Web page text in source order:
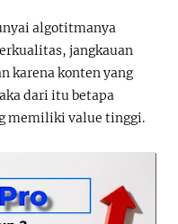
algotitmanya
jangkauan
karena konten yang
dari itu betapa
memiliki value tinggi.